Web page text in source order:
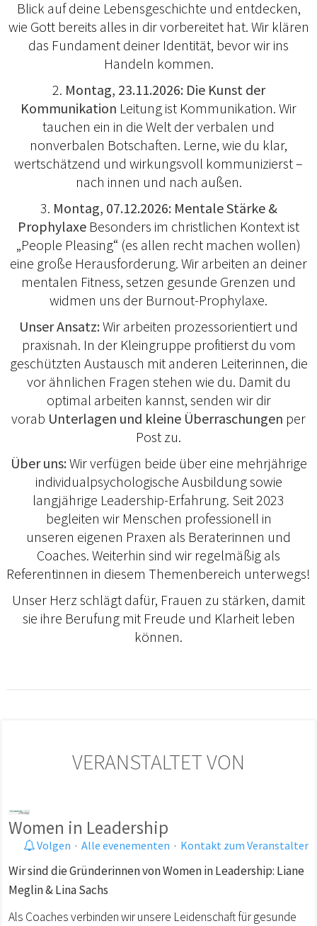
Blick auf deine Lebensgeschichte und entdecken,
wie Gott bereits alles in dir vorbereitet hat. Wir klären
das Fundament deiner Identität, bevor wir ins
Handeln kommen.
2. Montag, 23.11.2026: Die Kunst der
Kommunikation Leitung ist Kommunikation. Wir
tauchen ein in die Welt der verbalen und
nonverbalen Botschaften. Lerne, wie du klar,
wertschätzend und wirkungsvoll kommunizierst –
nach innen und nach außen.
3. Montag, 07.12.2026: Mentale Stärke &
Prophylaxe Besonders im christlichen Kontext ist
„People Pleasing“ (es allen recht machen wollen)
eine große Herausforderung. Wir arbeiten an deiner
mentalen Fitness, setzen gesunde Grenzen und
widmen uns der Burnout-Prophylaxe.
Unser Ansatz:Wir arbeiten prozessorientiert und
praxisnah. In der Kleingruppe profitierst du vom
geschützten Austausch mit anderen Leiterinnen, die
vor ähnlichen Fragen stehen wie du. Damit du
optimal arbeiten kannst, senden wir dir
vorab Unterlagen und kleine Überraschungen per
Post zu.
Über uns:Wir verfügen beide über eine mehrjährige
individualpsychologische Ausbildung sowie
langjährige Leadership-Erfahrung. Seit 2023
begleiten wir Menschen professionell in
unseren eigenen Praxen als Beraterinnen und
Coaches. Weiterhin sind wir regelmäßig als
Referentinnen in diesem Themenbereich unterwegs!
Unser Herz schlägt dafür, Frauen zu stärken, damit
sie ihre Berufung mit Freude und Klarheit leben
können.
VERANSTALTET VON
Women in Leadership
Volgen · Alle evenementen · Kontakt zum Veranstalter
Wir sind die Gründerinnen von Women in Leadership: Liane
Meglin & Lina Sachs
Als Coaches verbinden wir unsere Leidenschaft für gesunde